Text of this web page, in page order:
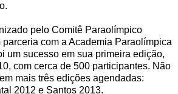
pelo Comitê Paraolímpico
com a Academia Paraolímpica
um sucesso em sua primeira edição,
com cerca de 500 participantes. Não
mais três edições agendadas:
2012 e Santos 2013.